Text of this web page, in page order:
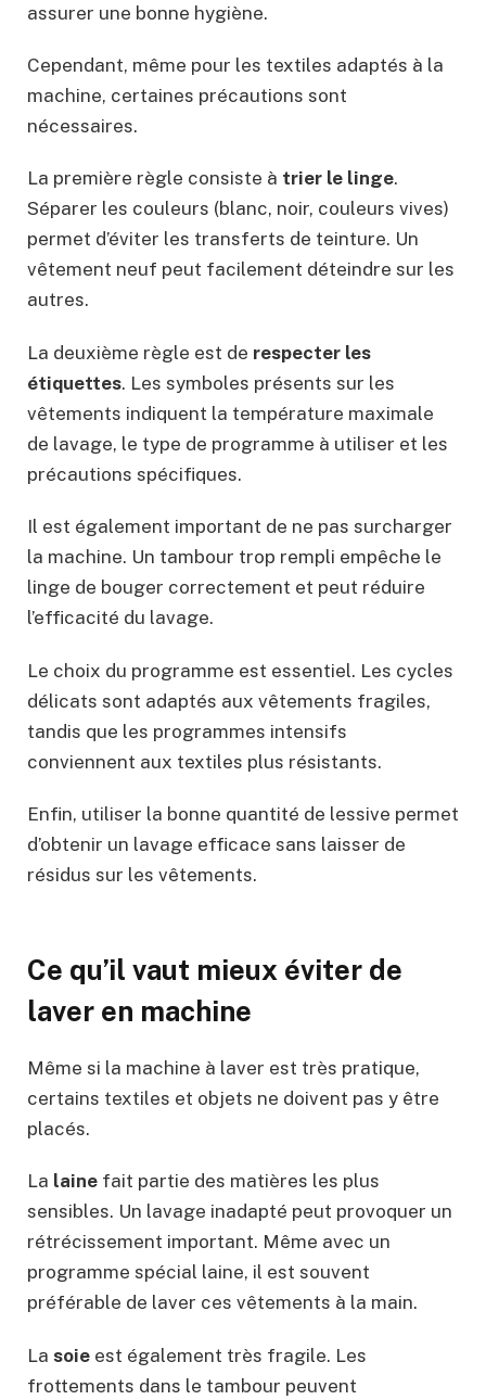
assurer une bonne hygiène.
Cependant, même pour les textiles adaptés à la
machine, certaines précautions sont
nécessaires.
La première règle consiste à trier le linge.
Séparer les couleurs (blanc, noir, couleurs vives)
permet d’éviter les transferts de teinture. Un
vêtement neuf peut facilement déteindre sur les
autres.
La deuxième règle est de respecter les
étiquettes. Les symboles présents sur les
vêtements indiquent la température maximale
de lavage, le type de programme à utiliser et les
précautions spécifiques.
Il est également important de ne pas surcharger
la machine. Un tambour trop rempli empêche le
linge de bouger correctement et peut réduire
l’efficacité du lavage.
Le choix du programme est essentiel. Les cycles
délicats sont adaptés aux vêtements fragiles,
tandis que les programmes intensifs
conviennent aux textiles plus résistants.
Enfin, utiliser la bonne quantité de lessive permet
d’obtenir un lavage efficace sans laisser de
résidus sur les vêtements.
Ce qu’il vaut mieux éviter de
laver en machine
Même si la machine à laver est très pratique,
certains textiles et objets ne doivent pas y être
placés.
La laine fait partie des matières les plus
sensibles. Un lavage inadapté peut provoquer un
rétrécissement important. Même avec un
programme spécial laine, il est souvent
préférable de laver ces vêtements à la main.
La soie est également très fragile. Les
frottements dans le tambour peuvent